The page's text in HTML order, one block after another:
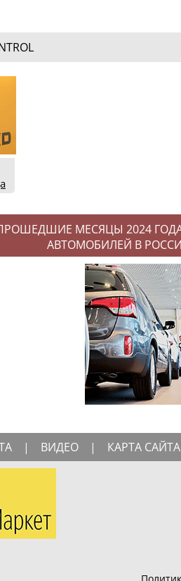
МЕСЯЦЫ 2024
АВТОМОБИЛЕЙ В
| ВИДЕО | КАРТА САЙТА